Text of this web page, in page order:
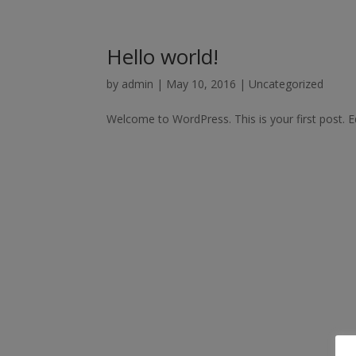
Hello world!
by admin | May 10, 2016 | Uncategorized
Welcome to WordPress. This is your first post.